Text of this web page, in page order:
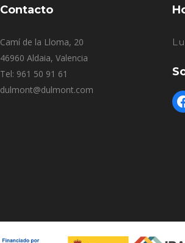
Contacto
Camí de la Lloma, 20
46960 Aldaia, Valencia
Tel: 961 50 91 61
dulmont@dulmont.com